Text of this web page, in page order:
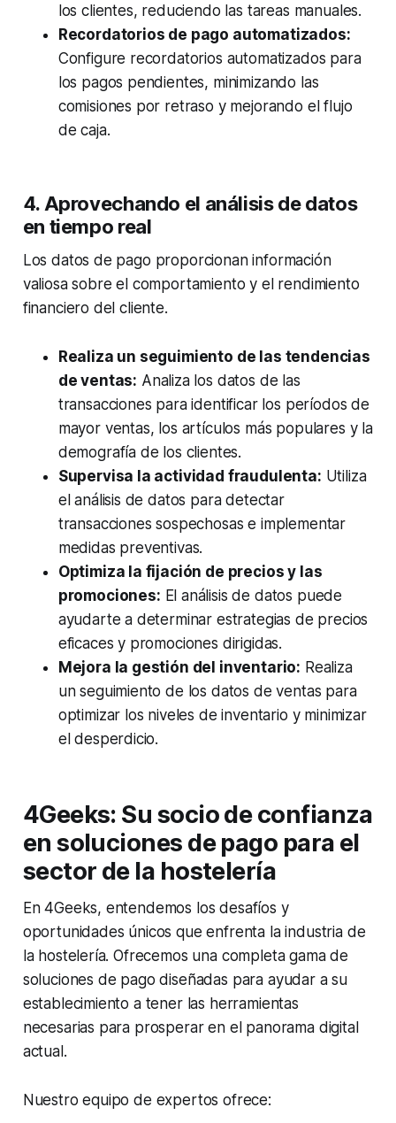
los clientes, reduciendo las tareas manuales.
Recordatorios de pago automatizados:
Configure recordatorios automatizados para
los pagos pendientes, minimizando las
comisiones por retraso y mejorando el flujo
de caja.
4. Aprovechando el análisis de datos
en tiempo real
Los datos de pago proporcionan información
valiosa sobre el comportamiento y el rendimiento
financiero del cliente.
Realiza un seguimiento de las tendencias
de ventas: Analiza los datos de las
transacciones para identificar los períodos de
mayor ventas, los artículos más populares y la
demografía de los clientes.
Supervisa la actividad fraudulenta: Utiliza
el análisis de datos para detectar
transacciones sospechosas e implementar
medidas preventivas.
Optimiza la fijación de precios y las
promociones: El análisis de datos puede
ayudarte a determinar estrategias de precios
eficaces y promociones dirigidas.
Mejora la gestión del inventario: Realiza
un seguimiento de los datos de ventas para
optimizar los niveles de inventario y minimizar
el desperdicio.
4Geeks: Su socio de confianza
en soluciones de pago para el
sector de la hostelería
En 4Geeks, entendemos los desafíos y
oportunidades únicos que enfrenta la industria de
la hostelería. Ofrecemos una completa gama de
soluciones de pago diseñadas para ayudar a su
establecimiento a tener las herramientas
necesarias para prosperar en el panorama digital
actual.
Nuestro equipo de expertos ofrece: